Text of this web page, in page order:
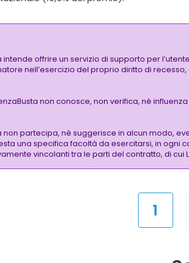
intende offrire un servizio di supporto per
nell’esercizio del proprio diritto di
non conosce, non verifica, nè
non partecipa, nè suggerisce in alcun modo,
una specifica facoltà da esercitarsi, in ogni
vincolanti tra le parti del contratto, di
1